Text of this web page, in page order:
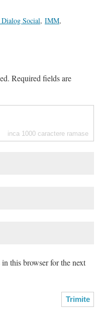
Social, IMM,
Required fields are
inca 1000 caractere ramase
this browser for the next